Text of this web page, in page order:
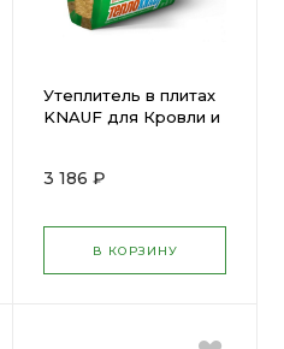
Утеплитель в плитах
KNAUF для Кровли и
3 186 ₽
В КОРЗИНУ